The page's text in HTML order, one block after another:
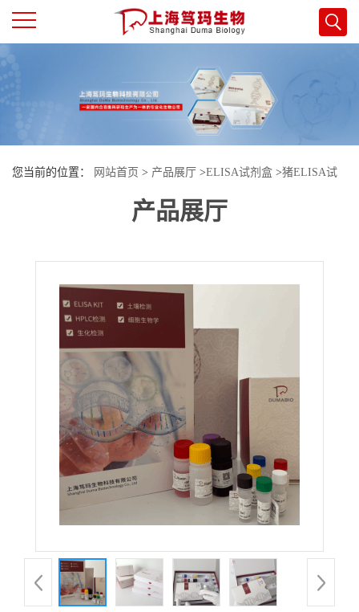
页
司
品
您当前的位置： 网站首页 > 产品展厅 >ELISA试剂盒 >猪ELISA试
猪Dicer酶1(DICER1)酶联免疫试剂盒
产品展厅